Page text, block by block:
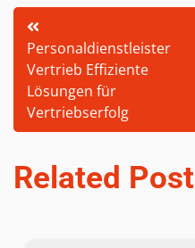
Post
navigation
Personaldienstleister
Vertrieb Effiziente
Lösungen für
Vertriebserfolg
Related Post